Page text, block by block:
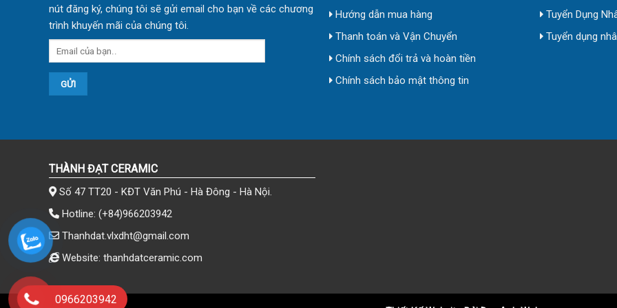
nút đăng ký, chúng tôi sẽ gửi email cho bạn về các chương
trình khuyến mãi của chúng tôi.
Hướng dẫn mua hàng
Thanh toán và Vận Chuyển
Chính sách đổi trả và hoàn tiền
Chính sách bảo mật thông tin
Tuyển Dụng
Tuyển dụng
THÀNH ĐẠT CERAMIC
Số 47 TT20 - KĐT Văn Phú - Hà Đông - Hà Nội.
Hotline: (+84)966203942
Thanhdat.vlxdht@gmail.com
Website: thanhdatceramic.com
0966203942